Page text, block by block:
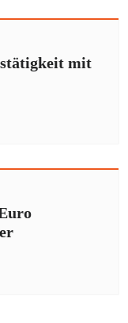
mit